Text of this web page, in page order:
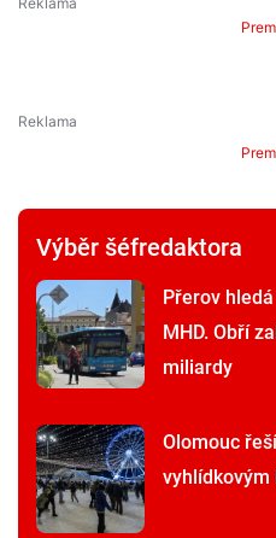
Výběr šéfredaktora
Přerov
MHD. Obří
miliardy
Olomouc
vyhlídkovým